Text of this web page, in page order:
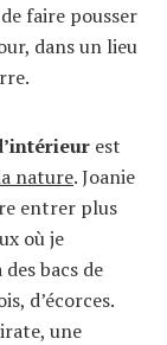
faire pousser
dans un lieu
est
nature. Joanie
entrer plus
où je
bacs de
d’écorces.
une